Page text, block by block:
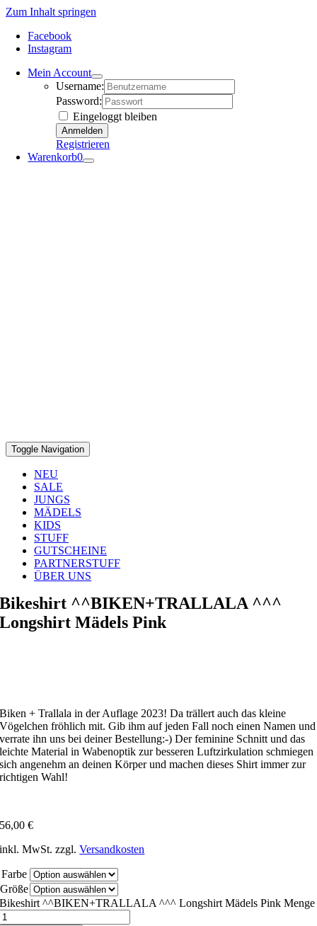
Zum Inhalt springen
Facebook
Instagram
Mein Account
Username:
Password:
Eingeloggt bleiben
Registrieren
Warenkorb0
Toggle Navigation
NEU
SALE
JUNGS
MÄDELS
KIDS
STUFF
GUTSCHEINE
PARTNERSTUFF
ÜBER UNS
Bikeshirt ^^BIKEN+TRALLALA ^^^
Longshirt Mädels Pink
Biken + Trallala in der Auflage 2023! Da trällert auch das kleine
Vögelchen fröhlich mit. Gib ihm auf jeden Fall noch einen Namen und
verrate ihn uns bei deiner Bestellung:-) Der feminine Schnitt und das
leichte Material in Wabenoptik zur besseren Luftzirkulation schmiegen
sich angenehm an deinen Körper und machen dieses Shirt immer zur
richtigen Wahl!
56,00€
inkl. MwSt. zzgl.Versandkosten
Farbe
Größe
Bikeshirt ^^BIKEN+TRALLALA ^^^ Longshirt Mädels Pink Menge